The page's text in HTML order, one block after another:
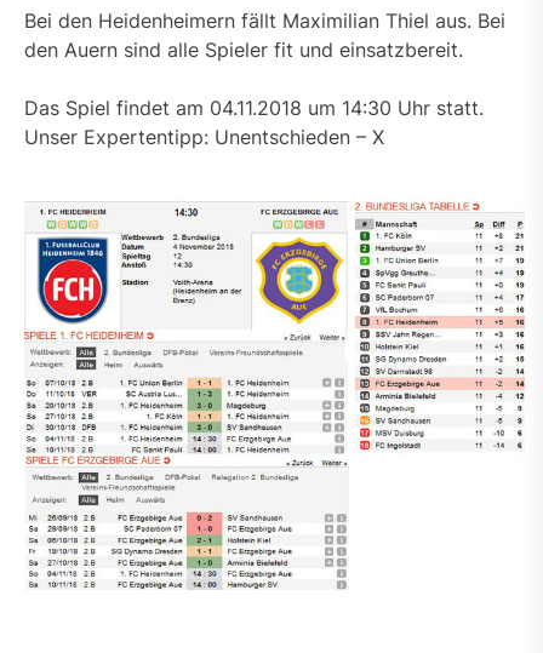
Bei den Heidenheimern fällt Maximilian Thiel aus. Bei
den Auern sind alle Spieler fit und einsatzbereit.
Das Spiel findet am 04.11.2018 um 14:30 Uhr statt.
Unser Expertentipp: Unentschieden – X